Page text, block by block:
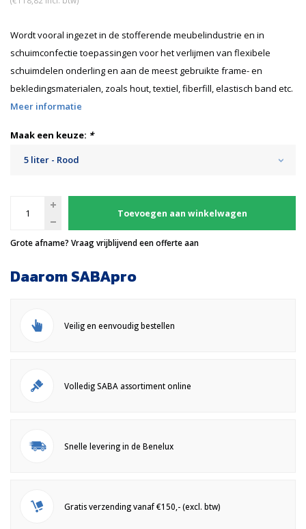
Wordt vooral ingezet in de stofferende meubelindustrie en in
schuimconfectie toepassingen voor het verlijmen van flexibele
schuimdelen onderling en aan de meest gebruikte frame- en
bekledingsmaterialen, zoals hout, textiel, fiberfill, elastisch band etc.
Meer informatie
Maak een keuze: *
5 liter - Rood
Toevoegen aan winkelwagen
Grote afname? Vraag vrijblijvend een offerte aan
Daarom SABApro
Veilig en eenvoudig bestellen
Volledig SABA assortiment online
Snelle levering in de Benelux
Gratis verzending vanaf €150,- (excl. btw)